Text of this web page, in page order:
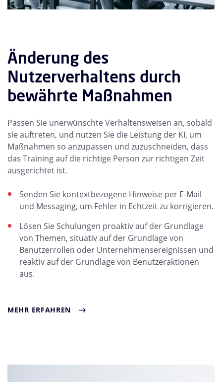
Änderung des
Nutzerverhaltens durch
bewährte Maßnahmen
Passen Sie unerwünschte Verhaltensweisen an, sobald
sie auftreten, und nutzen Sie die Leistung der KI, um
Maßnahmen so anzupassen und zuzuschneiden, dass
das Training auf die richtige Person zur richtigen Zeit
ausgerichtet ist.
Senden Sie kontextbezogene Hinweise per E-Mail
und Messaging, um Fehler in Echtzeit zu korrigieren.
Lösen Sie Schulungen proaktiv auf der Grundlage
von Themen, situativ auf der Grundlage von
Benutzerrollen oder Unternehmensereignissen und
reaktiv auf der Grundlage von Benutzeraktionen
aus.
MEHR ERFAHREN